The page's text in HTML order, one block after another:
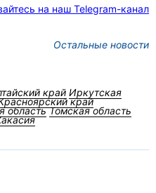
на наш Telegram-канал
Остальные новости
край Иркутская
край
область Томская область